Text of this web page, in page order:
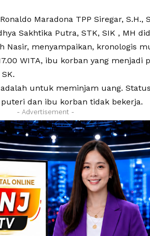
Maradona TPP Siregar, S.H.,
Sakhtika Putra, STK, SIK , MH
Nasir, menyampaikan, kronologis
WITA, ibu korban yang menjadi
untuk meminjam uang.
dan ibu korban tidak bekerja.
- Advertisement -